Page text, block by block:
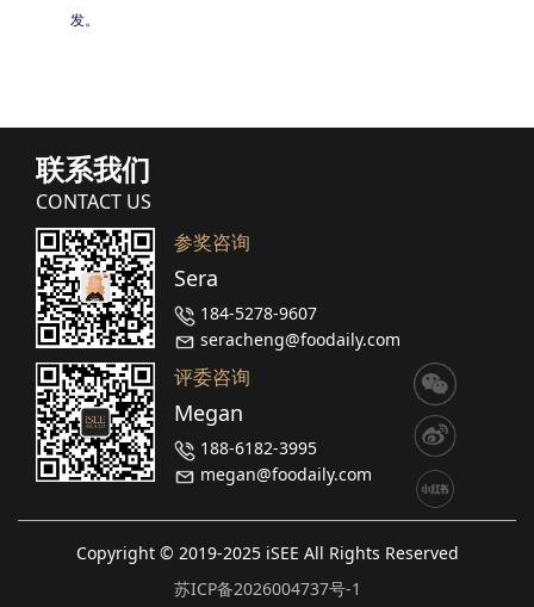
发。
联系我们
CONTACT US
参奖咨询
Sera
184-5278-9607
seracheng@foodaily.com
评委咨询
Megan
188-6182-3995
megan@foodaily.com
Copyright © 2019-2025 iSEE All Rights Reserved
苏ICP备2026004737号-1